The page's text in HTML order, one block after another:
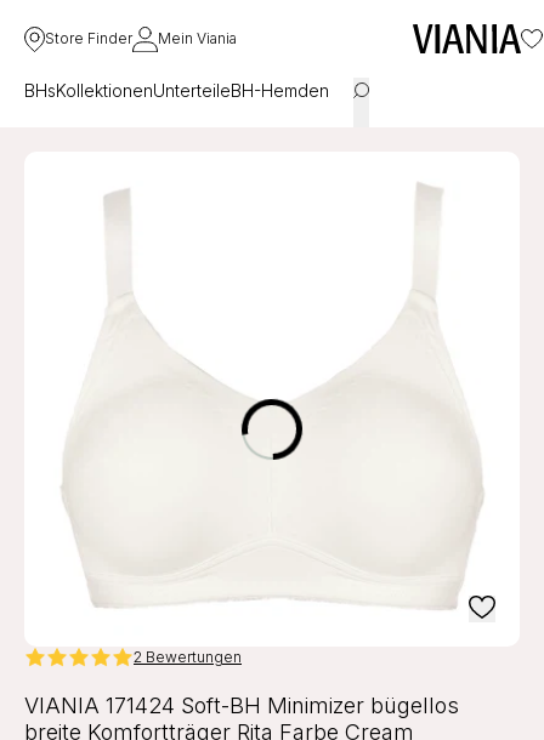
Store Finder Mein Viania
BHsKollektionenUnterteileBH-Hemden
2 Bewertungen
VIANIA 171424 Soft-BH Minimizer bügellos
breite Komfortträger Rita Farbe Cream